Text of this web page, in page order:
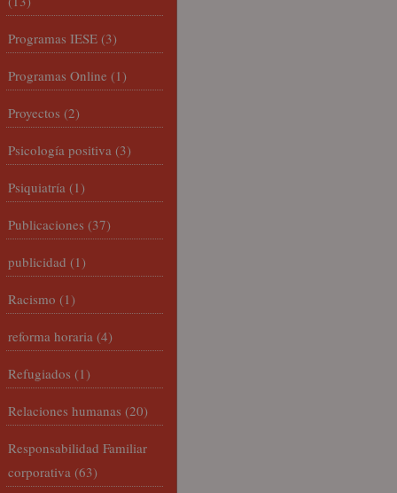
Programas IESE (3)
Programas Online (1)
Proyectos (2)
Psicología positiva (3)
Psiquiatría (1)
Publicaciones (37)
publicidad (1)
Racismo (1)
reforma horaria (4)
Refugiados (1)
Relaciones humanas (20)
Responsabilidad Familiar
corporativa (63)